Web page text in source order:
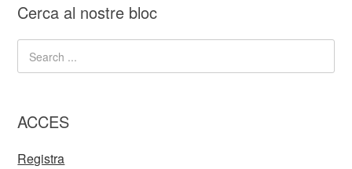
Cerca al nostre bloc
ACCES
Registra